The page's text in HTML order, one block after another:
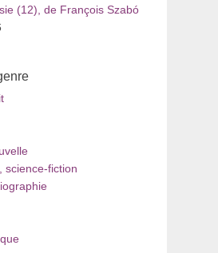
(12), de François Szabó
science-fiction